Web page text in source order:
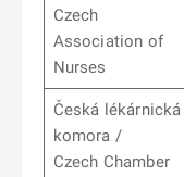
Czech
Association of
Nurses
Česká lékárnická
komora /
Czech Chamber